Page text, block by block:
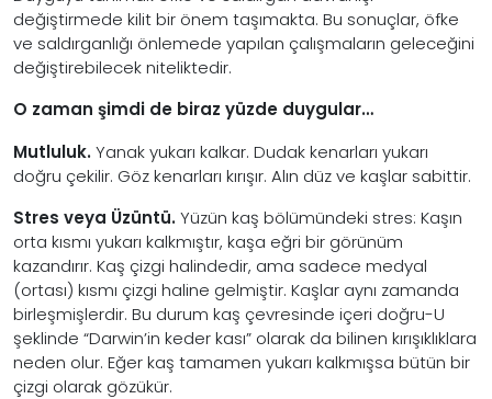
değiştirmede kilit bir önem taşımakta. Bu sonuçlar, öfke
ve saldırganlığı önlemede yapılan çalışmaların geleceğini
değiştirebilecek niteliktedir.
O zaman şimdi de biraz yüzde duygular…
Mutluluk.Yanak yukarı kalkar. Dudak kenarları yukarı
doğru çekilir. Göz kenarları kırışır. Alın düz ve kaşlar sabittir.
Stres veya Üzüntü.Yüzün kaş bölümündeki stres: Kaşın
orta kısmı yukarı kalkmıştır, kaşa eğri bir görünüm
kazandırır. Kaş çizgi halindedir, ama sadece medyal
(ortası) kısmı çizgi haline gelmiştir. Kaşlar aynı zamanda
birleşmişlerdir. Bu durum kaş çevresinde içeri doğru-U
şeklinde “Darwin’in keder kası” olarak da bilinen kırışıklıklara
neden olur. Eğer kaş tamamen yukarı kalkmışsa bütün bir
çizgi olarak gözükür.